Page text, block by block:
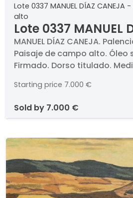
Lote 0337 MANUEL DÍAZ
alto
Lote 0337 MANUEL
- Paisaje de
MANUEL DÍAZ CANEJA.
Paisaje de campo alto. Óleo
Firmado. Dorso titulado.
Starting price 7.000 €
sold by 7.000 €